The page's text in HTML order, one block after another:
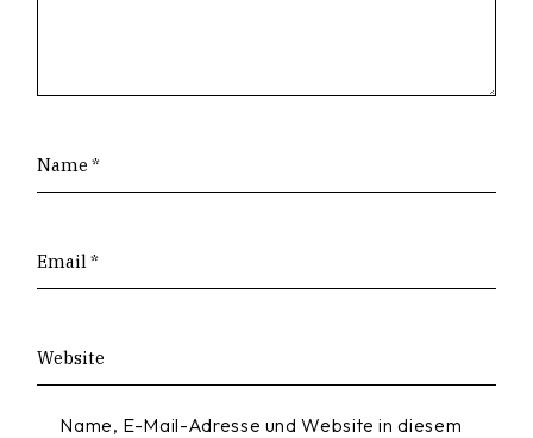
Name, E-Mail-Adresse und Website in diesem